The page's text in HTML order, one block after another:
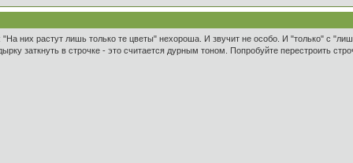
"На них растут лишь только те цветы" нехороша. И звучит не особо. И "только" с
заткнуть в строчке - это считается дурным тоном. Попробуйте перестроить